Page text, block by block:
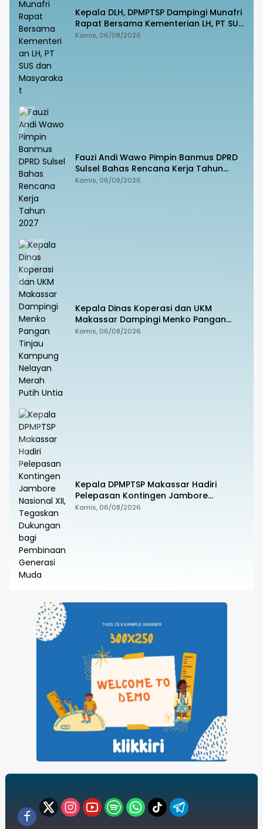
Kepala DLH, DPMPTSP Dampingi Munafri
Rapat Bersama Kementerian LH, PT SUS
dan Masyarakat
Kamis, 06/08/2026
Fauzi Andi Wawo Pimpin Banmus DPRD
Sulsel Bahas Rencana Kerja Tahun
2027
Kamis, 06/08/2026
Kepala Dinas Koperasi dan UKM
Makassar Dampingi Menko Pangan
Tinjau Kampung Nelayan Merah Putih
Kamis, 06/08/2026
Kepala DPMPTSP Makassar Hadiri
Pelepasan Kontingen Jambore
Nasional XII, Tegaskan Dukungan bagi
Kamis, 06/08/2026